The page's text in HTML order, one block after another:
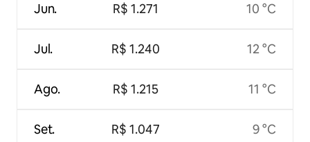
Jun.
Jul.
Ago.
Set.
R$ 1.271
R$ 1.240
R$ 1.215
R$ 1.047
10 °C
12 °C
11 °C
9 °C